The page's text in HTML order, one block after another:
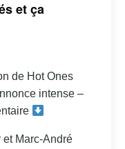
et ça
de Hot Ones
intense –
et Marc-André